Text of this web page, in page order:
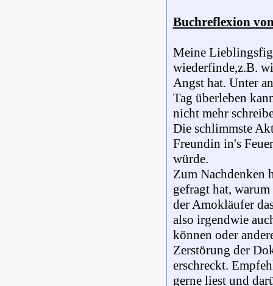
Buchreflexion
Meine
wiederfinde,z.B.
Angst hat. Unter
Tag überleben
nicht mehr
Die schlimmste
Freundin in's
würde.
Zum Nachdenken
gefragt hat,
der Amokläufer
also irgendwie
können oder
Zerstörung der
erschreckt.
gerne liest und